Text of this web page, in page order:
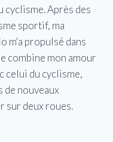
cyclisme. Après des
sportif, ma
m'a propulsé dans
combine mon amour
celui du cyclisme,
nouveaux
sur deux roues.